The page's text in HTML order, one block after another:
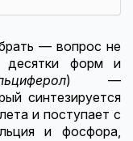
— вопрос не
десятки форм и
) —
синтезируется
и поступает с
и фосфора,